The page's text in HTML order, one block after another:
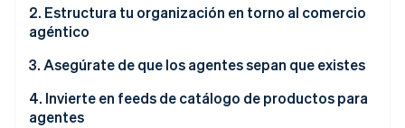
2. Estructura tu organización en torno al comercio
agéntico
3. Asegúrate de que los agentes sepan que existes
4. Invierte en feeds de catálogo de productos para
agentes